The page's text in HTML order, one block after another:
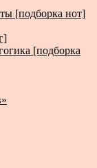
[подборка нот]
[подборка